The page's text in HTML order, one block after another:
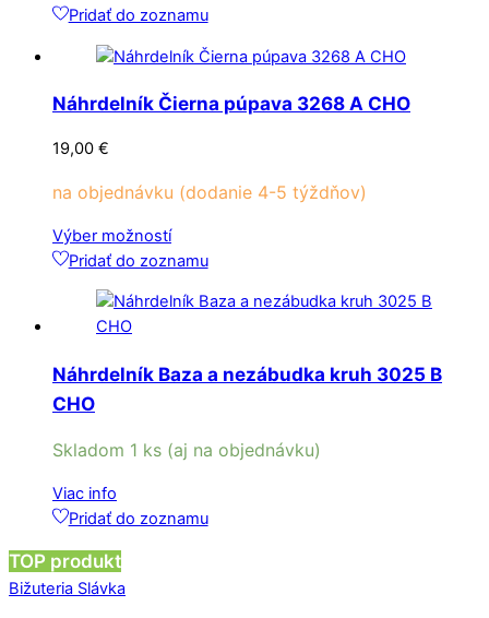
Pridať do zoznamu
Náhrdelník Čierna púpava 3268 A CHO
19,00 €
na objednávku (dodanie 4-5 týždňov)
Výber možnostíTento
produkt
viacero
si
na
produktu.
Pridať do zoznamu
Náhrdelník Baza a nezábudka kruh 3025 B
CHO
Skladom 1 ks (aj na objednávku)
Viac info
Pridať do zoznamu
TOP produkt
Bižuteria Slávka